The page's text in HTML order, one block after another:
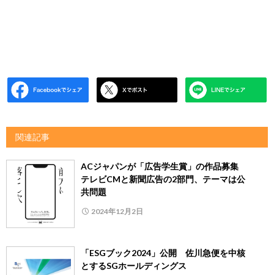
関連記事
ACジャパンが「広告学生賞」の作品募集
テレビCMと新聞広告の2部門、テーマは公
共問題
2024年12月2日
「ESGブック2024」公開 佐川急便を中核
とするSGホールディングス